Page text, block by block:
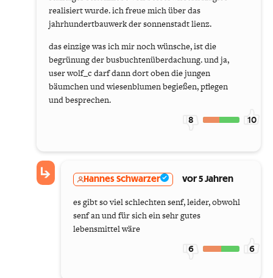
realisiert wurde. ich freue mich über das
jahrhundertbauwerk der sonnenstadt lienz.
das einzige was ich mir noch wünsche, ist die
begrünung der busbuchtenüberdachung. und ja,
user wolf_c darf dann dort oben die jungen
bäumchen und wiesenblumen begießen, pflegen
und besprechen.
8 10
Hannes Schwarzer vor 5 Jahren
es gibt so viel schlechten senf, leider, obwohl
senf an und für sich ein sehr gutes
lebensmittel wäre
6 6